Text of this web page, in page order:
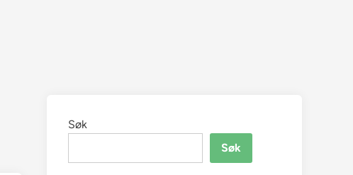
Søk
Søk